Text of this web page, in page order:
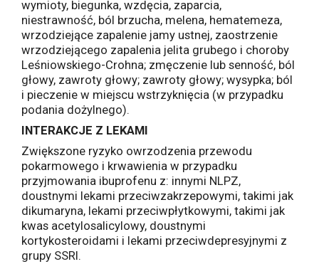
wymioty, biegunka, wzdęcia, zaparcia,
niestrawność, ból brzucha, melena, hematemeza,
wrzodziejące zapalenie jamy ustnej, zaostrzenie
wrzodziejącego zapalenia jelita grubego i choroby
Leśniowskiego-Crohna; zmęczenie lub senność, ból
głowy, zawroty głowy; zawroty głowy; wysypka; ból
i pieczenie w miejscu wstrzyknięcia (w przypadku
podania dożylnego).
INTERAKCJE Z LEKAMI
Zwiększone ryzyko owrzodzenia przewodu
pokarmowego i krwawienia w przypadku
przyjmowania ibuprofenu z: innymi NLPZ,
doustnymi lekami przeciwzakrzepowymi, takimi jak
dikumaryna, lekami przeciwpłytkowymi, takimi jak
kwas acetylosalicylowy, doustnymi
kortykosteroidami i lekami przeciwdepresyjnymi z
grupy SSRI.